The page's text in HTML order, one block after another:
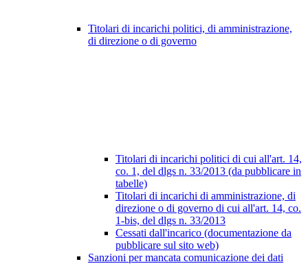
Titolari di incarichi politici, di amministrazione,
di direzione o di governo
Titolari di incarichi politici di cui all'art. 14,
co. 1, del dlgs n. 33/2013 (da pubblicare in
tabelle)
Titolari di incarichi di amministrazione, di
direzione o di governo di cui all'art. 14, co.
1-bis, del dlgs n. 33/2013
Cessati dall'incarico (documentazione da
pubblicare sul sito web)
Sanzioni per mancata comunicazione dei dati